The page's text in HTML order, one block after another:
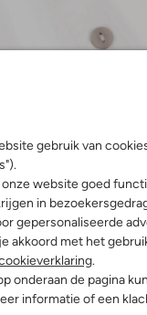
gebruik van
website goed
in
gepersonaliseerde
akkoord met het
.
onderaan de pagina
informatie of een